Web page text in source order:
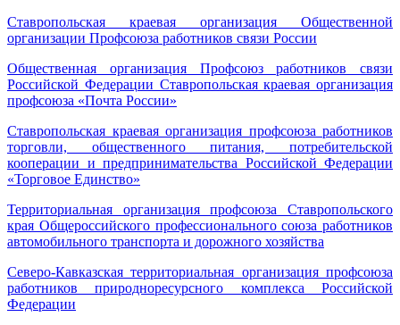
Ставропольская краевая организация Общественной
организации Профсоюза работников связи России
Общественная организация Профсоюз работников связи
Российской Федерации Ставропольская краевая организация
профсоюза «Почта России»
Ставропольская краевая организация профсоюза работников
торговли, общественного питания, потребительской
кооперации и предпринимательства Российской Федерации
«Торговое Единство»
Территориальная организация профсоюза Ставропольского
края Общероссийского профессионального союза работников
автомобильного транспорта и дорожного хозяйства
Северо-Кавказская территориальная организация профсоюза
работников природноресурсного комплекса Российской
Федерации